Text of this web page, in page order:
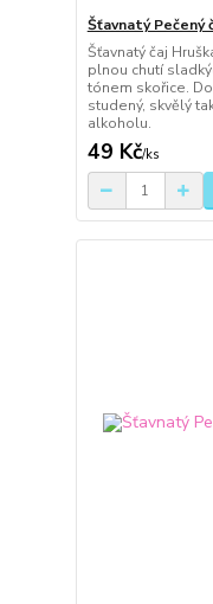
Šťavnatý Pečený
Šťavnatý čaj
plnou chutí
tónem skořice.
studený, skvělý
alkoholu.
49 Kč/ks